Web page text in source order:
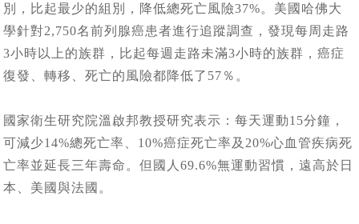
別，比起最少的組別，降低總死亡風險37%。美國哈佛大
學針對2,750名前列腺癌患者進行追蹤調查，發現每周走路
3小時以上的族群，比起每週走路未滿3小時的族群，癌症
復發、轉移、死亡的風險都降低了57％。
國家衛生研究院溫啟邦教授研究表示：每天運動15分鐘，
可減少14%總死亡率、10%癌症死亡率及20%心血管疾病死
亡率並延長三年壽命。但國人69.6%無運動習慣，遠高於日
本、美國與法國。